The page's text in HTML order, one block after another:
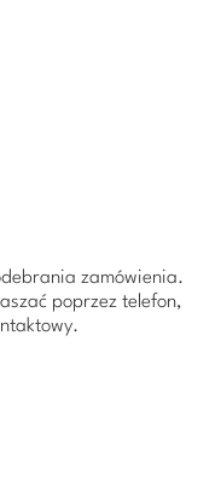
zamówienia.
poprzez telefon,